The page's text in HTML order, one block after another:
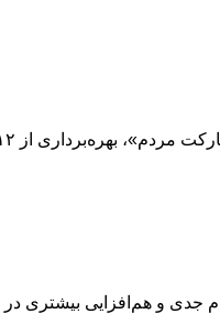
بیشتری در مسیر تحقق